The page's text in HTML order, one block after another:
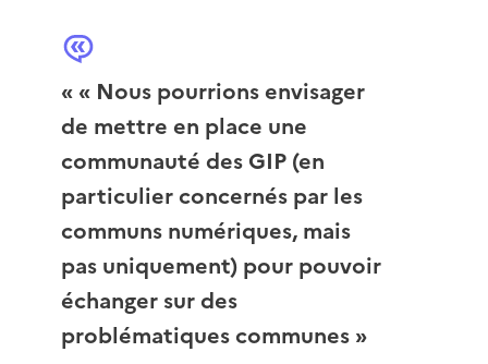
« « Nous pourrions envisager
de mettre en place une
communauté des GIP (en
particulier concernés par les
communs numériques, mais
pas uniquement) pour pouvoir
échanger sur des
problématiques communes »